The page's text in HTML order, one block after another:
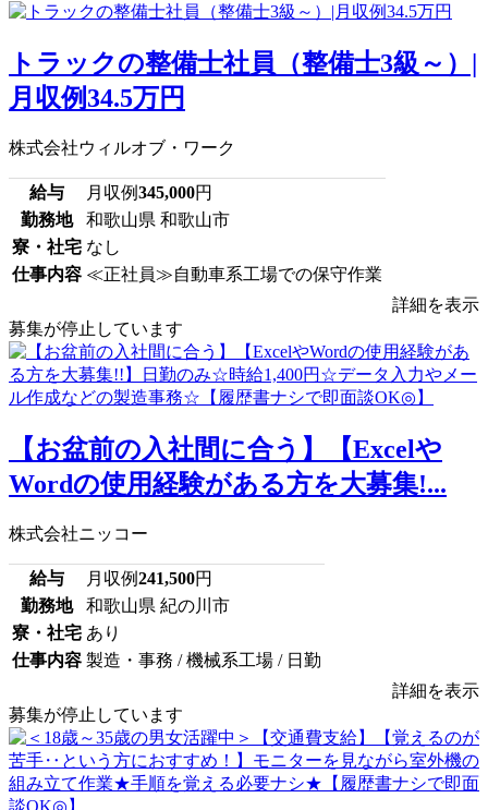
トラックの整備士社員（整備士3級～）|
月収例34.5万円
株式会社ウィルオブ・ワーク
給与 月収例345,000円
勤務地
和歌山県 和歌山市
寮・社宅 なし
仕事内容 ≪正社員≫自動車系工場での保守作業
詳細を表示
募集が停止しています
【お盆前の入社間に合う】【Excelや
Wordの使用経験がある方を大募集!...
株式会社ニッコー
給与 月収例241,500円
勤務地
和歌山県 紀の川市
寮・社宅 あり
仕事内容 製造・事務 / 機械系工場 / 日勤
詳細を表示
募集が停止しています